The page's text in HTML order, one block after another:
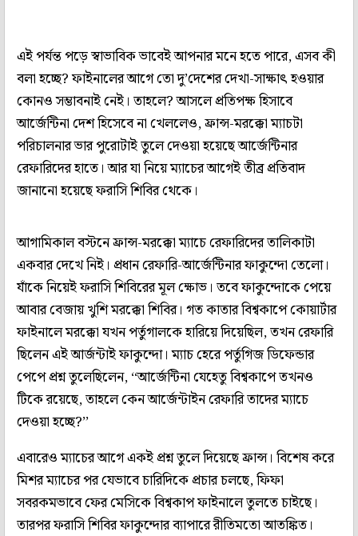
এই পর্যন্ত পড়ে স্বাভাবিক ভাবেই আপনার মনে হতে পারে, এসব কী
বলা হচ্ছে? ফাইনালের আগে তো দু’দেশের দেখা-সাক্ষাৎ হওয়ার
কোনও সম্ভাবনাই নেই। তাহলে? আসলে প্রতিপক্ষ হিসাবে
আর্জেন্টিনা দেশ হিসেবে না খেললেও, ফ্রান্স-মরক্কো ম্যাচটা
পরিচালনার ভার পুরোটাই তুলে দেওয়া হয়েছে আর্জেন্টিনার
রেফারিদের হাতে। আর যা নিয়ে ম্যাচের আগেই তীব্র প্রতিবাদ
জানানো হয়েছে ফরাসি শিবির থেকে।
আগামিকাল বস্টনে ফ্রান্স-মরক্কো ম্যাচে রেফারিদের তালিকাটা
একবার দেখে নিই। প্রধান রেফারি-আর্জেন্টিনার ফাকুন্দো তেলো।
যাঁকে নিয়েই ফরাসি শিবিরের মূল ক্ষোভ। তবে ফাকুন্দোকে পেয়ে
আবার বেজায় খুশি মরক্কো শিবির। গত কাতার বিশ্বকাপে কোয়ার্টার
ফাইনালে মরক্কো যখন পর্তুগালকে হারিয়ে দিয়েছিল, তখন রেফারি
ছিলেন এই আর্জন্টাই ফাকুন্দো। ম্যাচ হেরে পর্তুগিজ ডিফেন্ডার
পেপে প্রশ্ন তুলেছিলেন, ‘‘আর্জেন্টিনা যেহেতু বিশ্বকাপে তখনও
টিকে রয়েছে, তাহলে কেন আর্জেন্টাইন রেফারি তাদের ম্যাচে
দেওয়া হচ্ছে?’’
এবারেও ম্যাচের আগে একই প্রশ্ন তুলে দিয়েছে ফ্রান্স। বিশেষ করে
মিশর ম্যাচের পর যেভাবে চারিদিকে প্রচার চলছে, ফিফা
সবরকমভাবে ফের মেসিকে বিশ্বকাপ ফাইনালে তুলতে চাইছে।
তারপর ফরাসি শিবির ফাকুন্দোর ব্যাপারে রীতিমতো আতঙ্কিত।